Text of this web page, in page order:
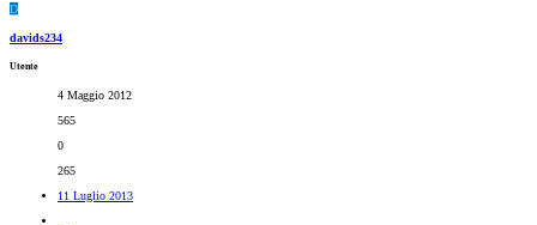
D
davids234
Utente
4 Maggio 2012
565
0
265
11 Luglio 2013